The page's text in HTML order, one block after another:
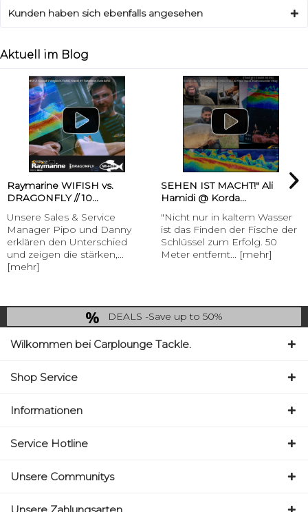
Kunden haben sich ebenfalls angesehen
Aktuell im Blog
Raymarine WIFISH vs.
DRAGONFLY // 10...
Unsere Sales & Service
Manager Pipo und Danny
erklären den Unterschied
und zeigen die stärken,...
[mehr]
SEHEN IST MACHT!" Ali
Hamidi @ Korda...
"Nicht nur in kaltem Wasser
ist das Finden der Fische der
Schlüssel zum Erfolg. 50
Meter entfernt... [mehr]
DEALS -Save up to 50%
Wilkommen bei Carplounge Tackle.
Shop Service
Informationen
Service Hotline
Unsere Communitys